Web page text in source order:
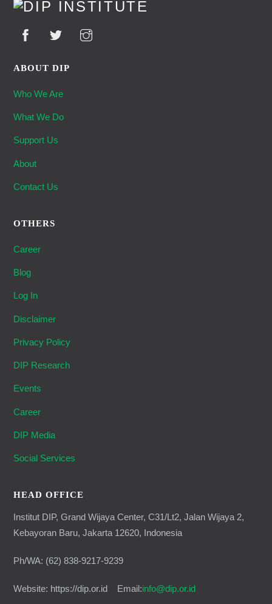
Top
ABOUT DIP
Who We Are
What We Do
Support Us
About
Contact Us
OTHERS
Career
Blog
Log In
Disclaimer
Privacy Policy
DIP Research
Events
Career
DIP Media
Social Services
HEAD OFFICE
Institut DIP, Grand Wijaya Center, C31/Lt2, Jalan Wijaya 2,
Kebayoran Baru, Jakarta 12620, Indonesia
Ph/WA: (62) 838-9217-9239
Website: https://dip.or.id Email:info@dip.or.id